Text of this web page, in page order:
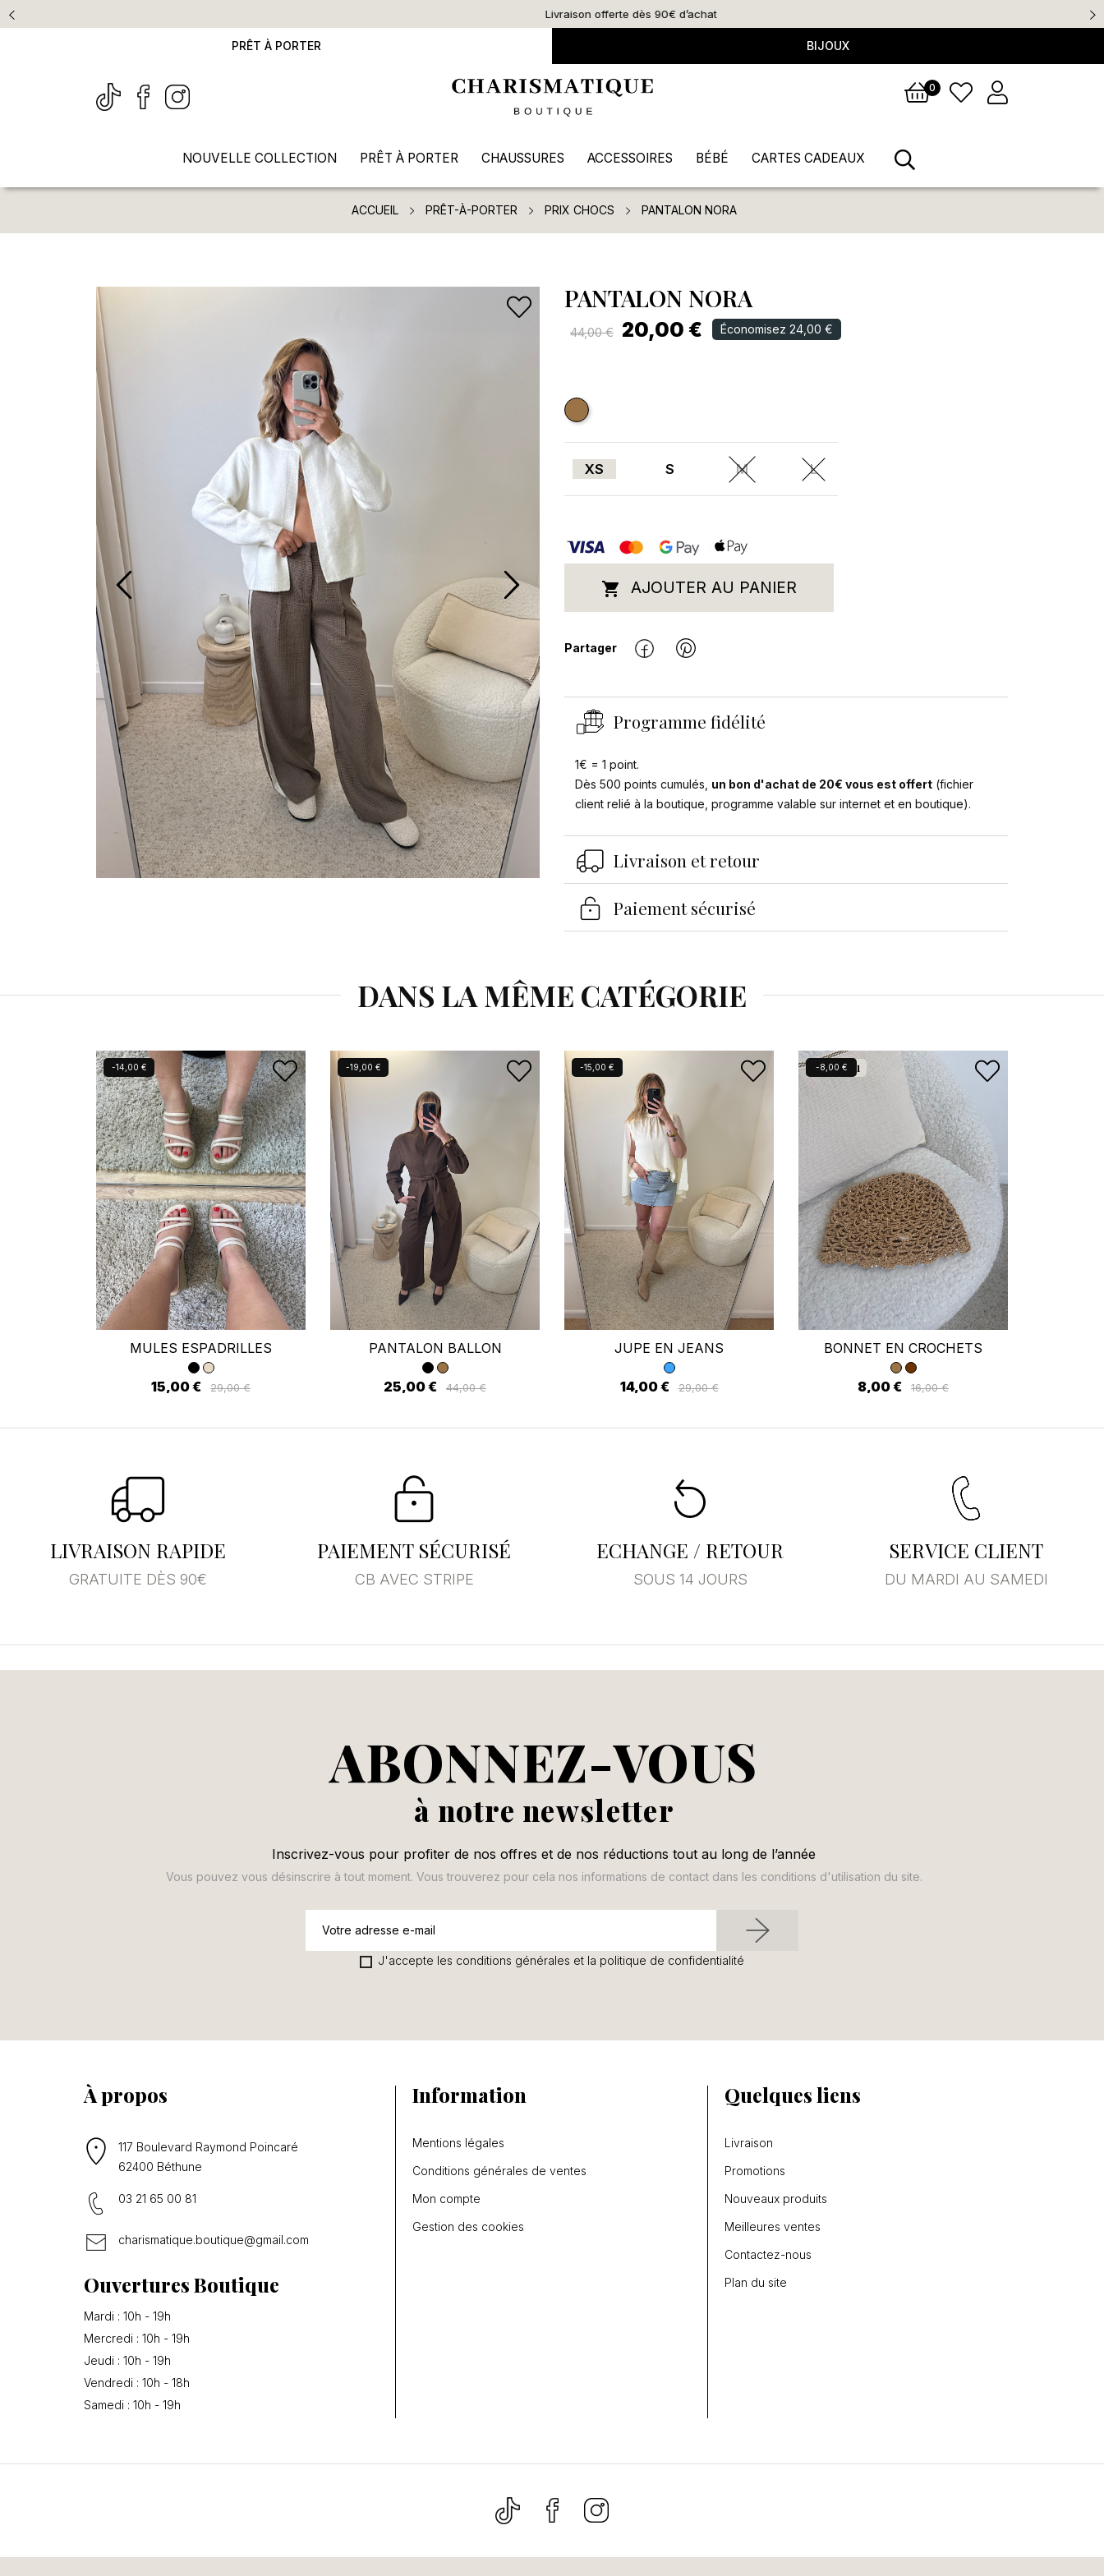
Livraison offerte dès 90€ d’achat
PRÊT À PORTER BIJOUX
0
NOUVELLE COLLECTION PRÊT À PORTER CHAUSSURES ACCESSOIRES BÉBÉ CARTES CADEAUX
ACCUEIL PRÊT-À-PORTER PRIX CHOCS PANTALON NORA
PANTALON NORA
44,00 € 20,00 € Économisez 24,00 €
CAMEL
XS S M L
 AJOUTER AU PANIER
Partager
Programme fidélité
1€ = 1 point.
Dès 500 points cumulés, un bon d'achat de 20€ vous est offert(fichier
client relié à la boutique, programme valable sur internet et en boutique).
Livraison et retour
Paiement sécurisé
DANS LA MÊME CATÉGORIE
-14,00 €
MULES ESPADRILLES
15,00 € 29,00 €
-19,00 €
PANTALON BALLON
25,00 € 44,00 €
-15,00 €
JUPE EN JEANS
14,00 € 29,00 €
-8,00 €
Nouveau
BONNET EN CROCHETS
8,00 € 16,00 €
LIVRAISON RAPIDE
GRATUITE DÈS 90€
PAIEMENT SÉCURISÉ
CB AVEC STRIPE
ECHANGE / RETOUR
SOUS 14 JOURS
SERVICE CLIENT
DU MARDI AU SAMEDI
ABONNEZ-VOUS
à notre newsletter
Inscrivez-vous pour profiter de nos offres et de nos réductions tout au long de l’année
Vous pouvez vous désinscrire à tout moment. Vous trouverez pour cela nos informations de contact dans les conditions d'utilisation du site.
J'accepte les conditions générales et la politique de confidentialité
À propos
117 Boulevard Raymond Poincaré
62400 Béthune
03 21 65 00 81
charismatique.boutique@gmail.com
Ouvertures Boutique
Mardi : 10h - 19h
Mercredi : 10h - 19h
Jeudi : 10h - 19h
Vendredi : 10h - 18h
Samedi : 10h - 19h
Information
Mentions légales
Conditions générales de ventes
Mon compte
Gestion des cookies
Quelques liens
Livraison
Promotions
Nouveaux produits
Meilleures ventes
Contactez-nous
Plan du site
Se connecter ×
Vous devez être connecté pour enregistrer des produits dans votre liste
d'envies.